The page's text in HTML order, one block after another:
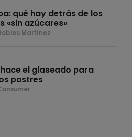
qué hay detrás de los
«sin azúcares»
Martínez
el glaseado para
postres